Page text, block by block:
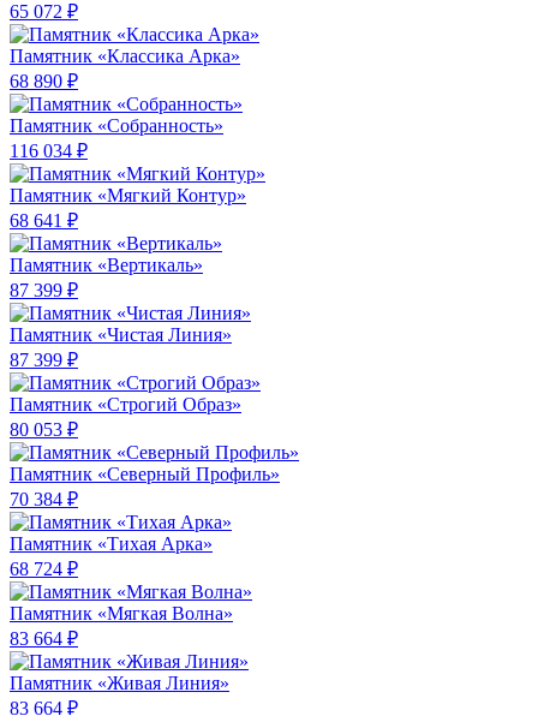
65 072 ₽
Памятник «Классика Арка»
68 890 ₽
Памятник «Собранность»
116 034 ₽
Памятник «Мягкий Контур»
68 641 ₽
Памятник «Вертикаль»
87 399 ₽
Памятник «Чистая Линия»
87 399 ₽
Памятник «Строгий Образ»
80 053 ₽
Памятник «Северный Профиль»
70 384 ₽
Памятник «Тихая Арка»
68 724 ₽
Памятник «Мягкая Волна»
83 664 ₽
Памятник «Живая Линия»
83 664 ₽